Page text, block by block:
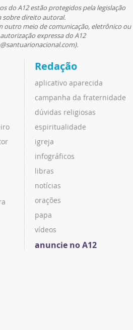
do A12 estão protegidos pela legislação
sobre direito autoral.
outro meio de comunicação, eletrônico ou
expressa do A12
Redação
aplicativo aparecida
campanha da fraternidade
dúvidas religiosas
espiritualidade
igreja
infográficos
libras
notícias
orações
papa
vídeos
anuncie no A12